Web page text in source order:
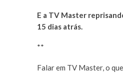
E a TV Master
15 dias atrás.
**
Falar em TV Master, o